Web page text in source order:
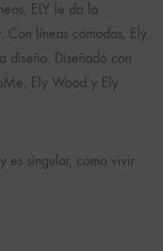
ELY le da la
Con líneas cómodas, Ely
diseño. Diseñado con
Ely Wood y Ely
es singular, como vivir